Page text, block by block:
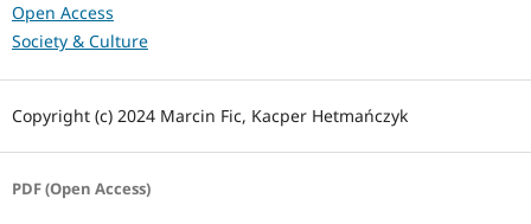
Open Access
Society & Culture
Copyright (c) 2024 Marcin Fic, Kacper Hetmańczyk
PDF (Open Access)